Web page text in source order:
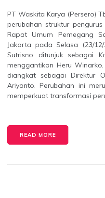
PT Waskita Karya (Persero)
perubahan struktur
Rapat Umum Pemegang
Jakarta pada Selasa (23/12/
Sutrisno ditunjuk sebagai
menggantikan Heru
diangkat sebagai Direktur
Ariyanto. Perubahan ini
memperkuat transformasi
READ MORE